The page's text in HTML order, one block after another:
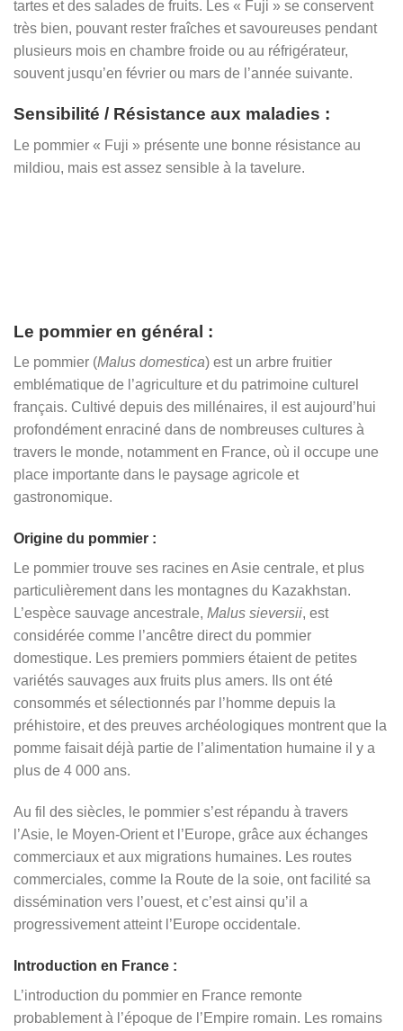
tartes et des salades de fruits. Les « Fuji » se conservent
très bien, pouvant rester fraîches et savoureuses pendant
plusieurs mois en chambre froide ou au réfrigérateur,
souvent jusqu’en février ou mars de l’année suivante.
Sensibilité / Résistance aux maladies :
Le pommier « Fuji » présente une bonne résistance au
mildiou, mais est assez sensible à la tavelure.
Le pommier en général :
Le pommier (Malus domestica) est un arbre fruitier
emblématique de l’agriculture et du patrimoine culturel
français. Cultivé depuis des millénaires, il est aujourd’hui
profondément enraciné dans de nombreuses cultures à
travers le monde, notamment en France, où il occupe une
place importante dans le paysage agricole et
gastronomique.
Origine du pommier :
Le pommier trouve ses racines en Asie centrale, et plus
particulièrement dans les montagnes du Kazakhstan.
L’espèce sauvage ancestrale, Malus sieversii, est
considérée comme l’ancêtre direct du pommier
domestique. Les premiers pommiers étaient de petites
variétés sauvages aux fruits plus amers. Ils ont été
consommés et sélectionnés par l’homme depuis la
préhistoire, et des preuves archéologiques montrent que la
pomme faisait déjà partie de l’alimentation humaine il y a
plus de 4 000 ans.
Au fil des siècles, le pommier s’est répandu à travers
l’Asie, le Moyen-Orient et l’Europe, grâce aux échanges
commerciaux et aux migrations humaines. Les routes
commerciales, comme la Route de la soie, ont facilité sa
dissémination vers l’ouest, et c’est ainsi qu’il a
progressivement atteint l’Europe occidentale.
Introduction en France :
L’introduction du pommier en France remonte
probablement à l’époque de l’Empire romain. Les romains